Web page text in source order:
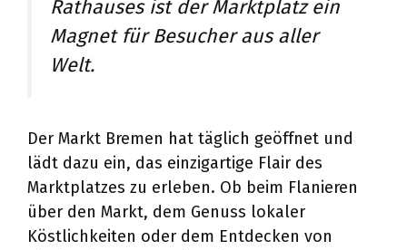
Rathauses ist der Marktplatz ein
Magnet für Besucher aus aller
Welt.
Der Markt Bremen hat täglich geöffnet und
lädt dazu ein, das einzigartige Flair des
Marktplatzes zu erleben. Ob beim Flanieren
über den Markt, dem Genuss lokaler
Köstlichkeiten oder dem Entdecken von